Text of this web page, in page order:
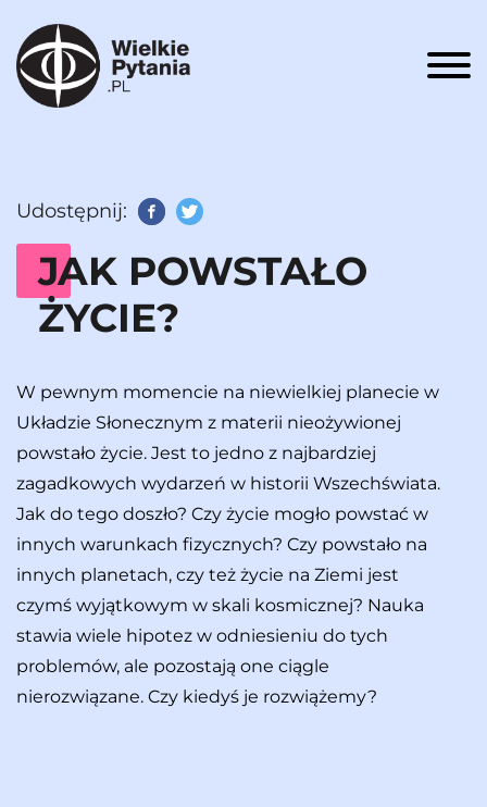
Udostępnij: Facebook
Twitter
JAK POWSTAŁO
ŻYCIE?
W pewnym momencie na niewielkiej planecie w
Układzie Słonecznym z materii nieożywionej
powstało życie. Jest to jedno z najbardziej
zagadkowych wydarzeń w historii Wszechświata.
Jak do tego doszło? Czy życie mogło powstać w
innych warunkach fizycznych? Czy powstało na
innych planetach, czy też życie na Ziemi jest
czymś wyjątkowym w skali kosmicznej? Nauka
stawia wiele hipotez w odniesieniu do tych
problemów, ale pozostają one ciągle
nierozwiązane. Czy kiedyś je rozwiążemy?